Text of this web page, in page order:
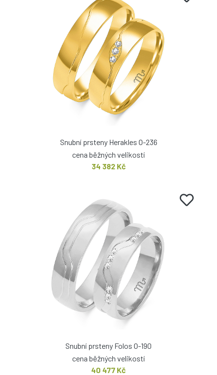
Snubní prsteny Herakles O-236
cena běžných velikostí
34 382 Kč
Snubní prsteny Folos O-190
cena běžných velikostí
40 477 Kč